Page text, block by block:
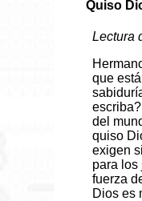
Quiso
Lectura
que
del
quiso
exigen
para los
fuerza
Dios es